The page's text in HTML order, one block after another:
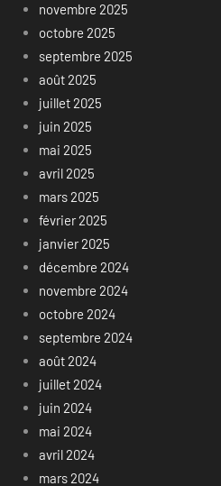
novembre 2025
octobre 2025
septembre 2025
août 2025
juillet 2025
juin 2025
mai 2025
avril 2025
mars 2025
février 2025
janvier 2025
décembre 2024
novembre 2024
octobre 2024
septembre 2024
août 2024
juillet 2024
juin 2024
mai 2024
avril 2024
mars 2024